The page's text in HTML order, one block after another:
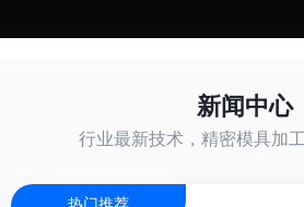
新闻中心
行业最新技术，精密模具加
热门推荐